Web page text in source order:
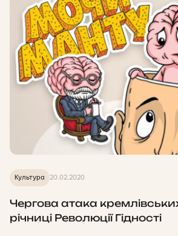
Культура 20.02.2020
Чергова атака
річниці Революції Гідності